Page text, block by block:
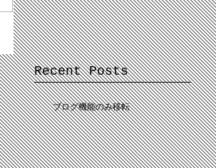
Recent Posts
ブログ機能のみ移転